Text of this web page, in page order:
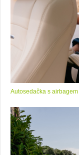
Autosedačka s airbagem